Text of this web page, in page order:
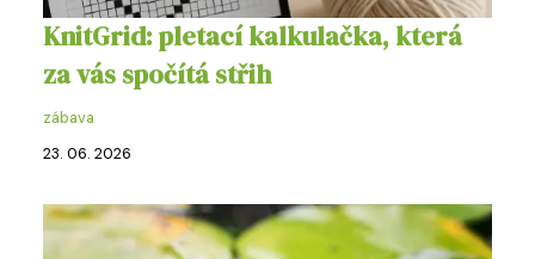
KnitGrid: pletací kalkulačka, která
za vás spočítá střih
zábava
23. 06. 2026